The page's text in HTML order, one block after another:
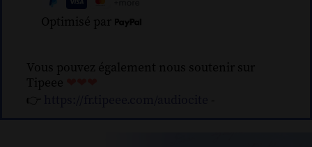
Optimisé par
Vous pouvez également nous soutenir sur
Tipeee
👉
-